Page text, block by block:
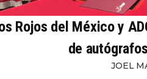
Rojos del México y
de
JOEL